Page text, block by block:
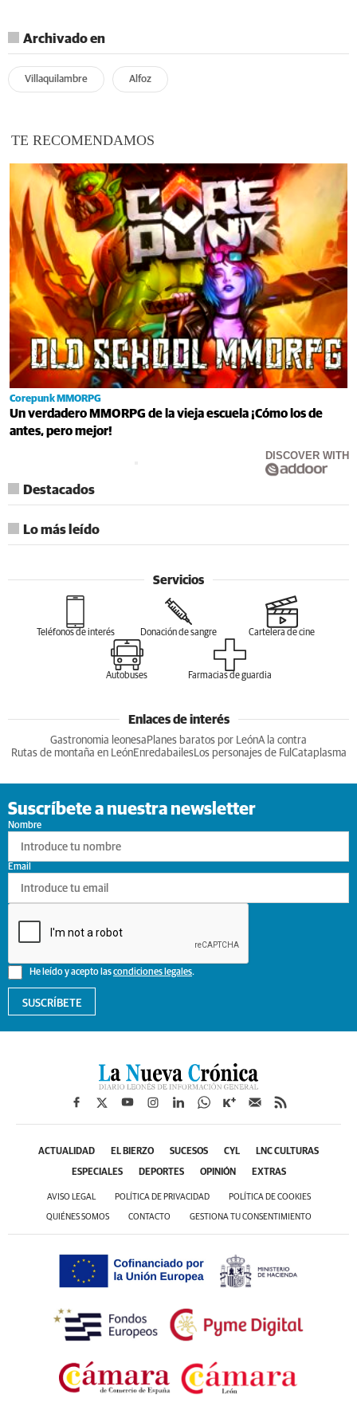
Archivado en
Villaquilambre Alfoz
TE RECOMENDAMOS
Corepunk MMORPG
Un verdadero MMORPG de la vieja escuela ¡Cómo los de
antes, pero mejor!
DISCOVER WITH
Destacados
Lo más leído
Servicios
Teléfonos de interés Donación de sangre Cartelera de cine
Autobuses Farmacias de guardia
Enlaces de interés
Gastronomia leonesa Planes baratos por LeónA la contra
Rutas de montaña en LeónEnredabailesLos personajes de Ful Cataplasma
Suscríbete a nuestra newsletter
Nombre
He leído y acepto lascondiciones legales.
Email
SUSCRÍBETE
ACTUALIDAD EL BIERZO SUCESOS CYL LNC CULTURAS
ESPECIALES DEPORTES OPINIÓN EXTRAS
AVISO LEGAL POLÍTICA DE PRIVACIDAD POLÍTICA DE COOKIES
QUIÉNES SOMOS CONTACTO GESTIONA TU CONSENTIMIENTO